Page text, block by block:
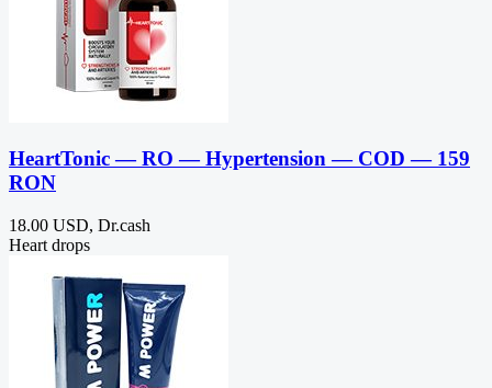
HeartTonic — RO — Hypertension — COD — 159
RON
18.00 USD, Dr.cash
Heart drops